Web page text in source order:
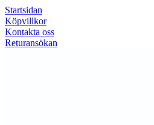
Startsidan
Köpvillkor
Kontakta oss
Returansökan